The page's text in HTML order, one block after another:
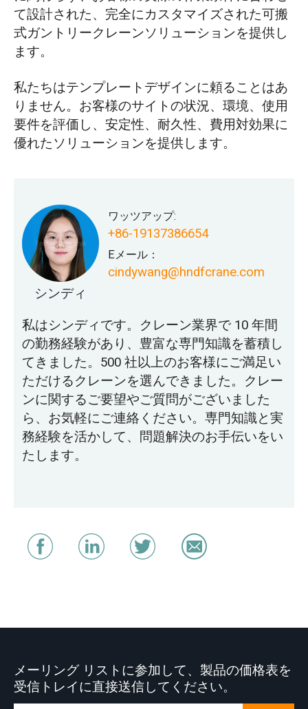
て設計された、完全にカスタマイズされた可搬
式ガントリークレーンソリューションを提供し
ます。
私たちはテンプレートデザインに頼ることはあ
りません。お客様のサイトの状況、環境、使用
要件を評価し、安定性、耐久性、費用対効果に
優れたソリューションを提供します。
シンディ
ワッツアップ:
+86-19137386654
Eメール：
cindywang@hndfcrane.com
私はシンディです。クレーン業界で 10 年間
の勤務経験があり、豊富な専門知識を蓄積し
てきました。500 社以上のお客様にご満足い
ただけるクレーンを選んできました。クレー
ンに関するご要望やご質問がございました
ら、お気軽にご連絡ください。専門知識と実
務経験を活かして、問題解決のお手伝いをい
たします。
メーリング リストに参加して、製品の価格表を
受信トレイに直接送信してください。